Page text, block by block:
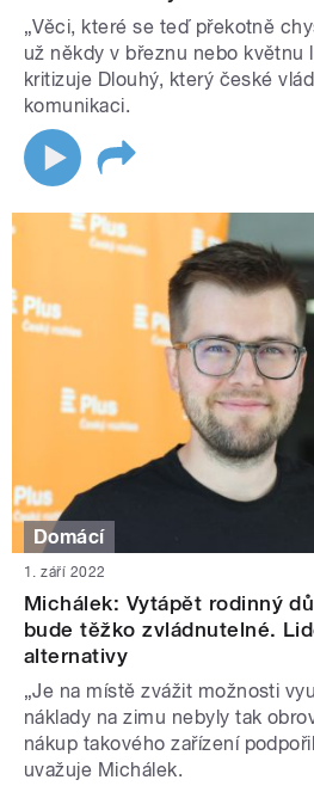
„Věci, které se teď překotně
už někdy v březnu nebo květnu
kritizuje Dlouhý, který české
komunikaci.
Domácí
1. září 2022
Michálek: Vytápět rodinný
bude těžko zvládnutelné.
alternativy
„Je na místě zvážit možnosti
náklady na zimu nebyly tak
nákup takového zařízení
uvažuje Michálek.